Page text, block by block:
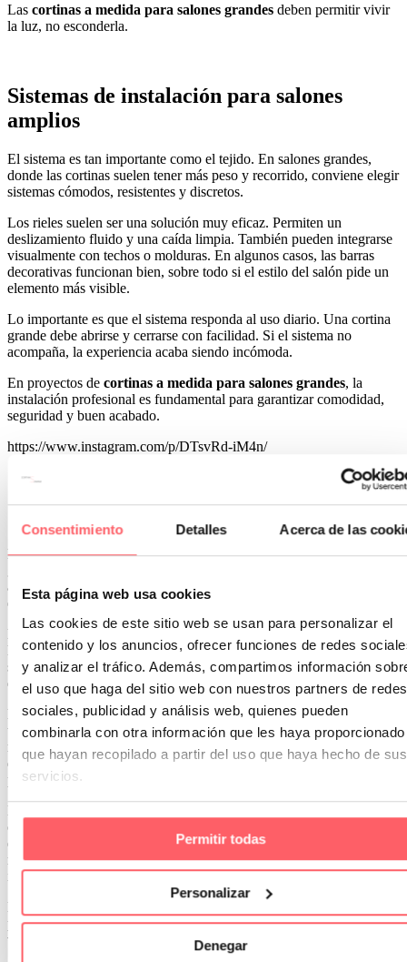
Consentimiento Detalles Acerca de las
Esta página web usa cookies
Las cookies de este sitio web se usan para personalizar el
contenido y los anuncios, ofrecer funciones de redes
y analizar el tráfico. Además, compartimos información
el uso que haga del sitio web con nuestros partners de redes
sociales, publicidad y análisis web, quienes pueden
combinarla con otra información que les haya proporcionado
que hayan recopilado a partir del uso que haya hecho de sus
servicios.
Permitir todas
Personalizar
Denegar
Las cortinas a medida para salones grandes deben permitir vivir
la luz, no esconderla.
Sistemas de instalación para salones
amplios
El sistema es tan importante como el tejido. En salones grandes,
donde las cortinas suelen tener más peso y recorrido, conviene elegir
sistemas cómodos, resistentes y discretos.
Los rieles suelen ser una solución muy eficaz. Permiten un
deslizamiento fluido y una caída limpia. También pueden integrarse
visualmente con techos o molduras. En algunos casos, las barras
decorativas funcionan bien, sobre todo si el estilo del salón pide un
elemento más visible.
Lo importante es que el sistema responda al uso diario. Una cortina
grande debe abrirse y cerrarse con facilidad. Si el sistema no
acompaña, la experiencia acaba siendo incómoda.
En proyectos de cortinas a medida para salones grandes, la
instalación profesional es fundamental para garantizar comodidad,
seguridad y buen acabado.
https://www.instagram.com/p/DTsvRd-iM4n/
El estilo decorativo también debe guiar la elección. En salones
acompañar el carácter de la estancia y no funcionar como un
elemento aislado.
En salones contemporáneos funcionan muy bien las cortinas de
líneas limpias, tejidos naturales y tonos serenos. Este tipo de espacio
suele agradecer soluciones discretas, con buena caída y sin excesos
decorativos.
En espacios clásicos, puede tener sentido trabajar con más cuerpo y
una caída más estructurada. Los tejidos con presencia ayudan a
reforzar la elegancia del conjunto. Eso sí, conviene evitar acabados
demasiado pesados si el salón ya cuenta con muebles, molduras o
piezas decorativas muy protagonistas.
En ambientes mediterráneos o naturales, los linos, las mezclas
orgánicas y los tonos cálidos aportan frescura y calma. Funcionan
especialmente bien cuando se busca una sensación luminosa,
relajada y acogedora. Aquí la textura del tejido suele ser más
importante que el color intenso.
En salones más sofisticados, un tono neutro con una textura rica
puede elevar mucho el resultado. También puede ayudar a que un
ventanal grande se vea vestido, pero no recargado.